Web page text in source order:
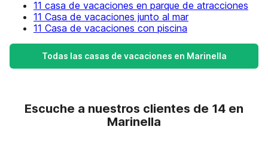
11 casa de vacaciones en parque de atracciones
11 Casa de vacaciones junto al mar
11 Casa de vacaciones con piscina
Todas las casas de vacaciones en Marinella
Escuche a nuestros clientes de 14 en
Marinella